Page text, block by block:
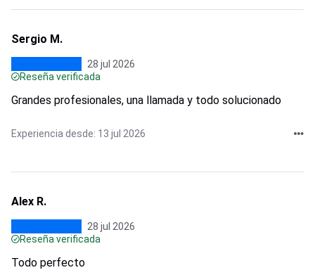
Sergio M.
28 jul 2026
Reseña verificada
Grandes profesionales, una llamada y todo solucionado
Experiencia desde: 13 jul 2026
Alex R.
28 jul 2026
Reseña verificada
Todo perfecto